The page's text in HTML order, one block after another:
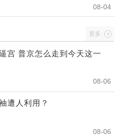
08-04
更多
宫 普京怎么走到今天这一
08-06
遭人利用？
08-06